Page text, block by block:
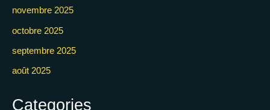
novembre 2025
octobre 2025
septembre 2025
août 2025
Categories